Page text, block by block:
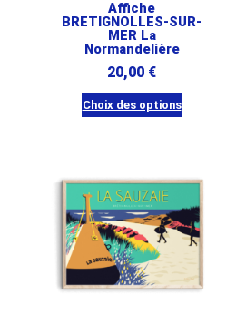
Affiche
BRETIGNOLLES-SUR-
MER La
Normandelière
20,00 €
Choix des options
plusieurs
variations.
Les
options
peuvent